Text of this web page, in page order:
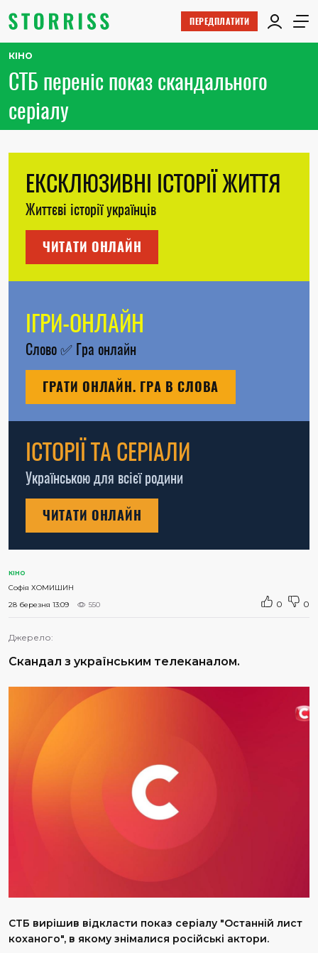
ПЕРЕДПЛАТИТИ
КІНО
СТБ переніс показ скандального
серіалу
ЕКСКЛЮЗИВНІ ІСТОРІЇ ЖИТТЯ
Життєві історії українців
ЧИТАТИ ОНЛАЙН
ІГРИ-ОНЛАЙН
Слово✅ Гра онлайн
ГРАТИ ОНЛАЙН. ГРА В СЛОВА
ІСТОРІЇ ТА СЕРІАЛИ
Українською для всієї родини
ЧИТАТИ ОНЛАЙН
КІНО
Софія ХОМИШИН
28 березня 13:09
550 0 0
Джерело:
Скандал з українським телеканалом.
СТБ вирішив відкласти показ серіалу "Останній лист
коханого", в якому знімалися російські актори.